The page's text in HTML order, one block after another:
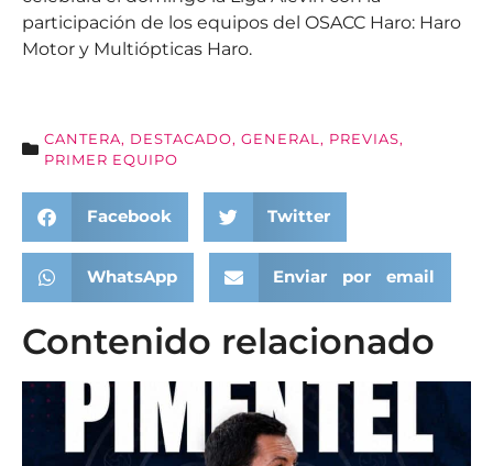
participación de los equipos del OSACC Haro: Haro
Motor y Multiópticas Haro.
CANTERA, DESTACADO, GENERAL , PREVIAS,
PRIMER EQUIPO
Facebook Twitter
WhatsApp Enviar por email
Contenido relacionado